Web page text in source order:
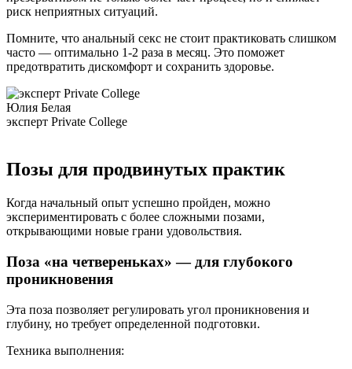
риск неприятных ситуаций.
Помните, что анальный секс не стоит практиковать слишком
часто — оптимально 1-2 раза в месяц. Это поможет
предотвратить дискомфорт и сохранить здоровье.
Юлия Белая
эксперт Private College
Позы для продвинутых практик
Когда начальный опыт успешно пройден, можно
экспериментировать с более сложными позами,
открывающими новые грани удовольствия.
Поза «на четвереньках» — для глубокого
проникновения
Эта поза позволяет регулировать угол проникновения и
глубину, но требует определенной подготовки.
Техника выполнения: